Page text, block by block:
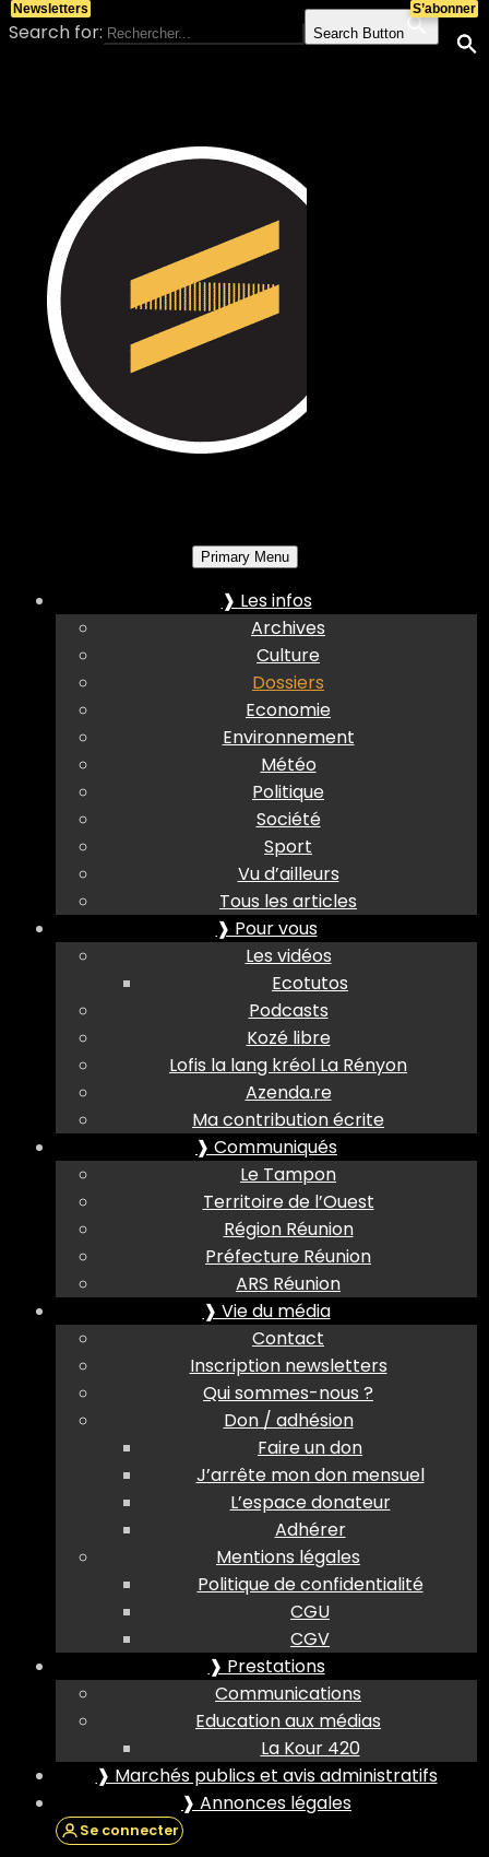
Search for: Search Button
Primary Menu
❱ Les infos
Archives
Culture
Dossiers
Economie
Environnement
Météo
Politique
Société
Sport
Vu d’ailleurs
Tous les articles
❱ Pour vous
Les vidéos
Ecotutos
Podcasts
Kozé libre
Lofis la lang kréol La Rényon
Azenda.re
Ma contribution écrite
❱ Communiqués
Le Tampon
Territoire de l’Ouest
Région Réunion
Préfecture Réunion
ARS Réunion
❱ Vie du média
Contact
Inscription newsletters
Qui sommes-nous ?
Don / adhésion
Faire un don
J’arrête mon don mensuel
L’espace donateur
Adhérer
Mentions légales
Politique de confidentialité
CGU
CGV
❱ Prestations
Communications
Education aux médias
La Kour 420
❱ Marchés publics et avis administratifs
❱ Annonces légales
Se connecter
S’abonner
Newsletters